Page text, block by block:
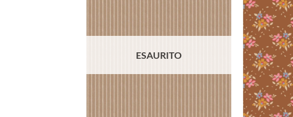
desideri
ESAURITO